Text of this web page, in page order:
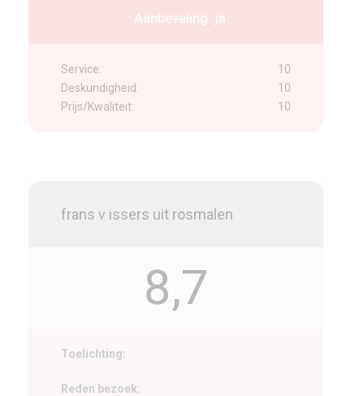
Aanbeveling: ja
Service:
10
Deskundigheid:
10
Prijs/Kwaliteit:
10
frans v issers uit rosmalen
8,7
Toelichting:
Reden bezoek: